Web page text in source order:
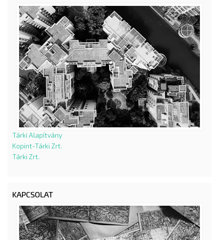
Tárki Alapítvány
Kopint-Tárki Zrt.
Tárki Zrt.
KAPCSOLAT